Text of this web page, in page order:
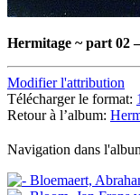
Hermitage ~ part 02
Modifier l'attribution
Télécharger le format:
Retour à l’album:
Navigation dans